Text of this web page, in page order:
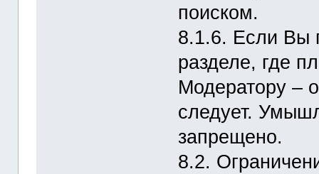
поиском.
8.1.6. Если Вы
разделе, где
Модератору –
следует.
запрещено.
8.2.